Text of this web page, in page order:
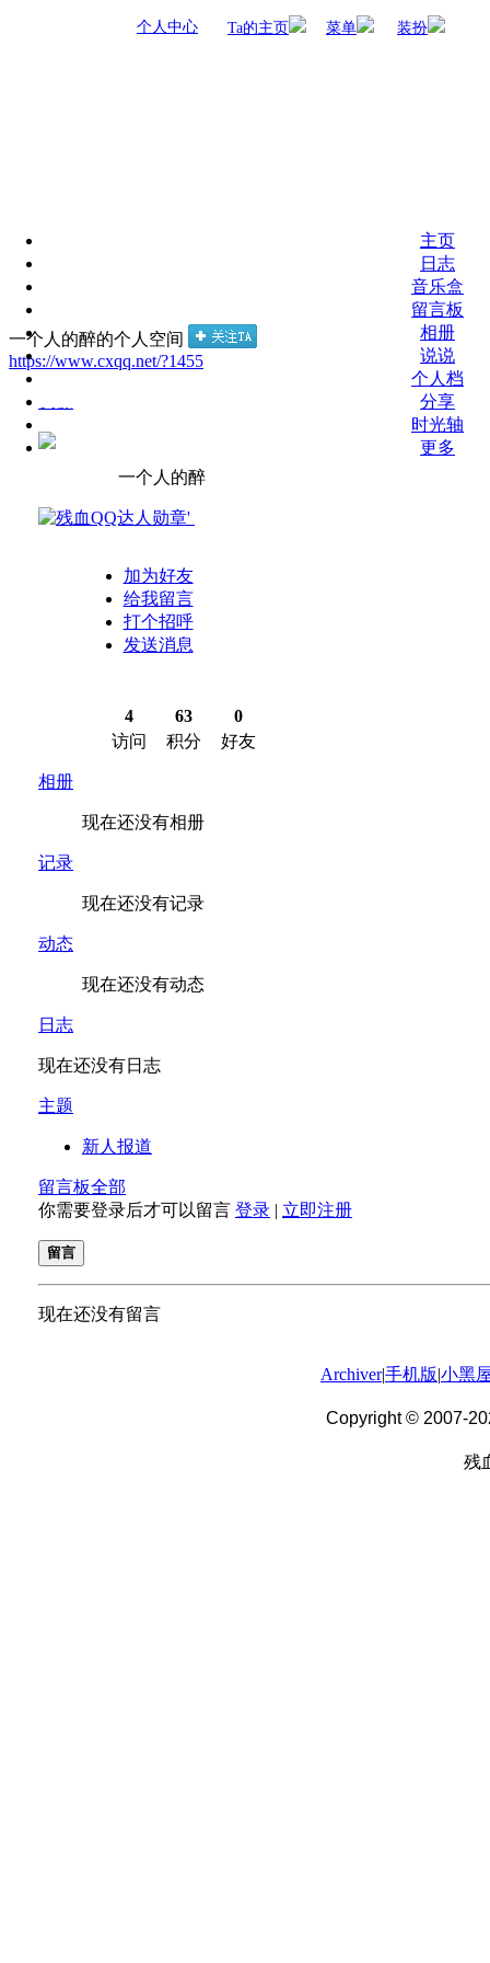
个人中心 Ta的主页 菜单 装扮
一个人的醉的个人空间
https://www.cxqq.net/?1455
主页
日志
音乐盒
留言板
相册
说说
个人档
分享
时光轴
更多
Archiver|手机版|小黑
Copyright © 2007-
残